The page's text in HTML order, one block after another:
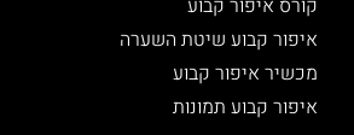
קורס איפור קבוע
איפור קבוע שיטת השערה
מכשיר איפור קבוע
איפור קבוע תמונות